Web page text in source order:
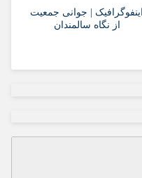
اینفوگرافیک | جوانی جمعیت
از نگاه سالمندان